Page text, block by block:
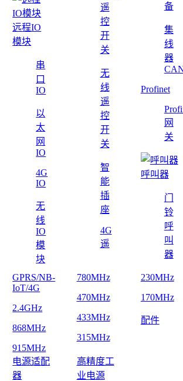
远程IO
模块
串
口
IO
以
太
网
IO
4G
IO
无
线
IO
模
块
遥
控
开
关
无
线
遥
控
开
关
智
能
插
座
4G
遥
备
集
线
器
Profinet
网
关
呼叫器
门
铃
呼
叫
器
GPRS/NB-
IoT/4G
2.4GHz
868MHz
915MHz
780MHz
470MHz
433MHz
315MHz
230MHz
170MHz
配件
电源适配
器
高精度工
业电源